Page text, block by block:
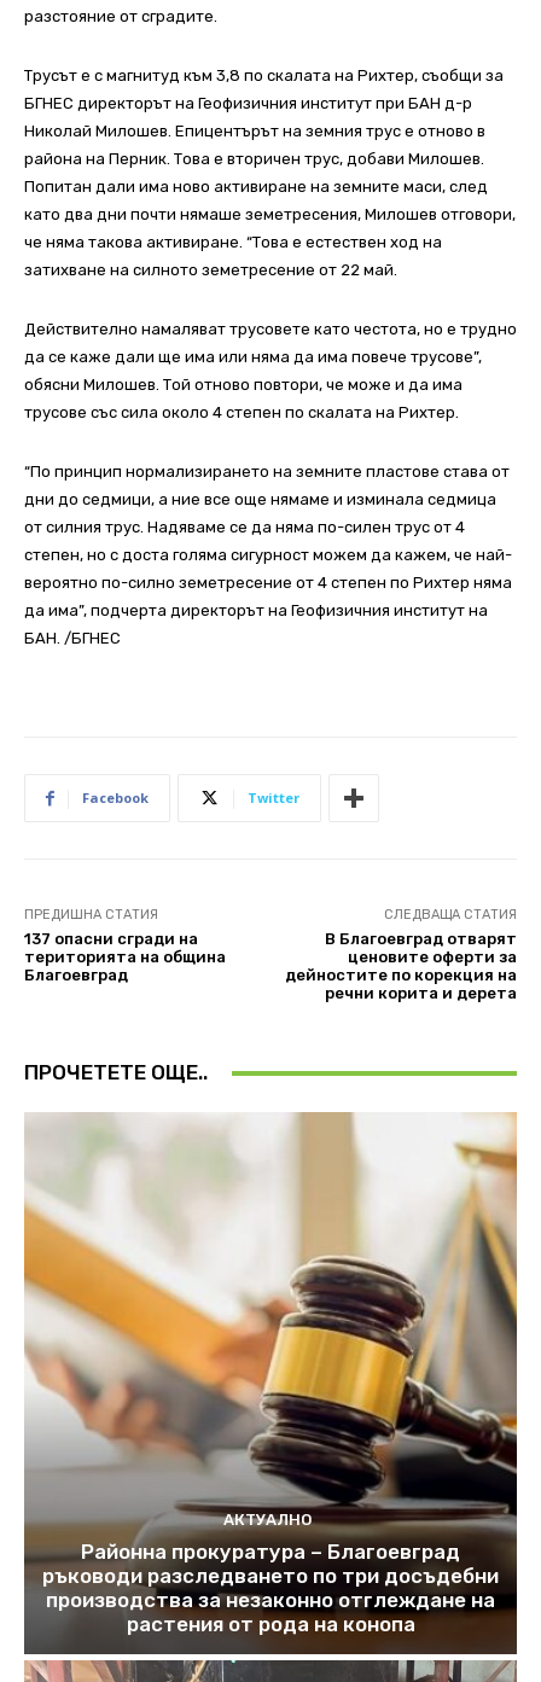
разстояние от сградите.
Трусът е с магнитуд към 3,8 по скалата на Рихтер, съобщи за
БГНЕС директорът на Геофизичния институт при БАН д-р
Николай Милошев. Епицентърът на земния трус е отново в
района на Перник. Това е вторичен трус, добави Милошев.
Попитан дали има ново активиране на земните маси, след
като два дни почти нямаше земетресения, Милошев отговори,
че няма такова активиране. “Това е естествен ход на
затихване на силното земетресение от 22 май.
Действително намаляват трусовете като честота, но е трудно
да се каже дали ще има или няма да има повече трусове”,
обясни Милошев. Той отново повтори, че може и да има
трусове със сила около 4 степен по скалата на Рихтер.
“По принцип нормализирането на земните пластове става от
дни до седмици, а ние все още нямаме и изминала седмица
от силния трус. Надяваме се да няма по-силен трус от 4
степен, но с доста голяма сигурност можем да кажем, че най-
вероятно по-силно земетресение от 4 степен по Рихтер няма
да има”, подчерта директорът на Геофизичния институт на
БАН. /БГНЕС
Facebook Twitter
ПРЕДИШНА СТАТИЯ
137 опасни сгради на
територията на община
Благоевград
СЛЕДВАЩА СТАТИЯ
В Благоевград отварят
ценовите оферти за
дейностите по корекция на
речни корита и дерета
ПРОЧЕТЕТЕ ОЩЕ..
АКТУАЛНО
Районна прокуратура – Благоевград
ръководи разследването по три досъдебни
производства за незаконно отглеждане на
растения от рода на конопа